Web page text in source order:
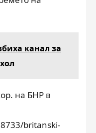
канал за
на БНР в
britanski-